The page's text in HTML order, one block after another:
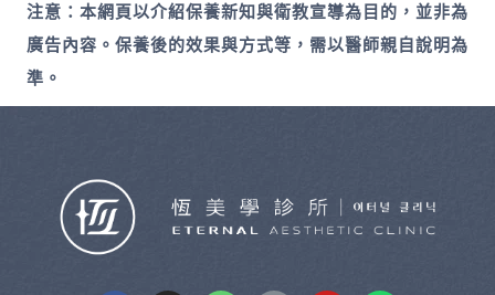
注意：本網頁以介紹保養新知與衛教宣導為目的，並非為
廣告內容。保養後的效果與方式等，需以醫師親自說明為
準。